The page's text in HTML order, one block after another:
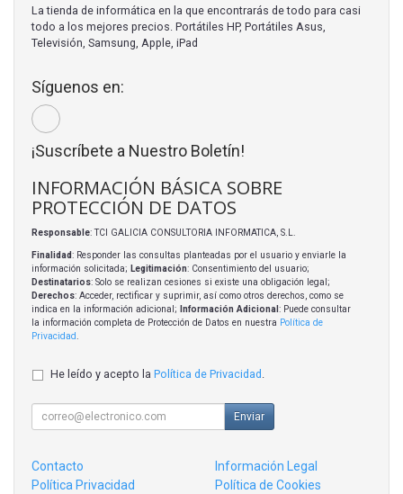
La tienda de informática en la que encontrarás de todo para casi
todo a los mejores precios. Portátiles HP, Portátiles Asus,
Televisión, Samsung, Apple, iPad
Síguenos en:
¡Suscríbete a Nuestro Boletín!
INFORMACIÓN BÁSICA SOBRE
PROTECCIÓN DE DATOS
Responsable: TCI GALICIA CONSULTORIA INFORMATICA, S.L.
Finalidad: Responder las consultas planteadas por el usuario y enviarle la
información solicitada; Legitimación: Consentimiento del usuario;
Destinatarios: Solo se realizan cesiones si existe una obligación legal;
Derechos: Acceder, rectificar y suprimir, así como otros derechos, como se
indica en la información adicional;
Información Adicional : Puede consultar
la información completa de Protección de Datos en nuestra Política de
Privacidad
He leído y acepto la Política de Privacidad
Enviar
Contacto
Información Legal
Política Privacidad
Política de Cookies